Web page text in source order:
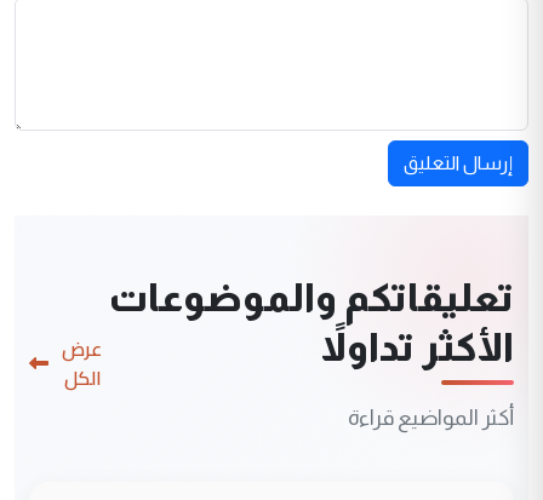
إرسال التعليق
تعليقاتكم والموضوعات
الأكثر تداولاً
أكثر المواضيع قراءة
عرض
الكل